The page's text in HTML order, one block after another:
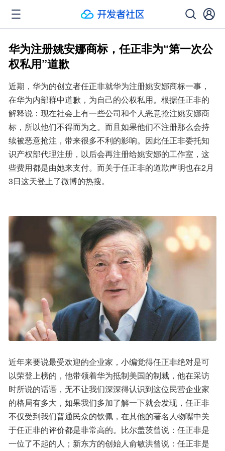
华为注册姚安娜商标，任正非为“第一次公
权私用”道歉
近期，华为的创立者任正非就华为注册姚安娜商标一事，
在华为内部群中道歉，为自己的公权私用。根据任正非的
解释说：现在社会上有一些公司和个人恶意抢注姚安娜商
标，所以他们不得而为之。而且如果他们不注册那么会持
续被恶意抢注，带来很多不利的影响。因此任正非委托知
识产权部代理注册，以后会再注册给姚安娜的工作室，这
些费用都是由她来支付。而关于任正非的道歉声明也在2月
3日这天登上了微博的热搜。
近年来要说最受欢迎的企业家，小编觉得任正非绝对是可
以荣登上榜的，他带领着华为抵制美国的制裁，他在采访
时所说的话语，无不让我们深深得认识到这位民营企业家
的格局有多大，如果我们多加了解一下就会发现，任正非
不仅受到我们普通民众的钦佩，在其他的著名人物嘴中关
于任正非的评价都是非常高的。比尔盖茨曾说：任正非是
一位了不起的人；新东方的创始人俞敏洪曾说：任正非是